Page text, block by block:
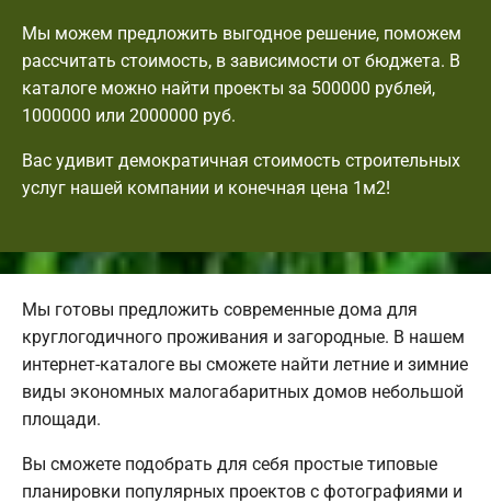
Мы можем предложить выгодное решение, поможем
рассчитать стоимость, в зависимости от бюджета. В
каталоге можно найти проекты за 500000 рублей,
1000000 или 2000000 руб.
Вас удивит демократичная стоимость строительных
услуг нашей компании и конечная цена 1м2!
Мы готовы предложить современные дома для
круглогодичного проживания и загородные. В нашем
интернет-каталоге вы сможете найти летние и зимние
виды экономных малогабаритных домов небольшой
площади.
Вы сможете подобрать для себя простые типовые
планировки популярных проектов с фотографиями и